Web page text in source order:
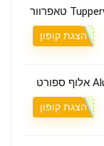
הצגת קופון
הצגת קופון